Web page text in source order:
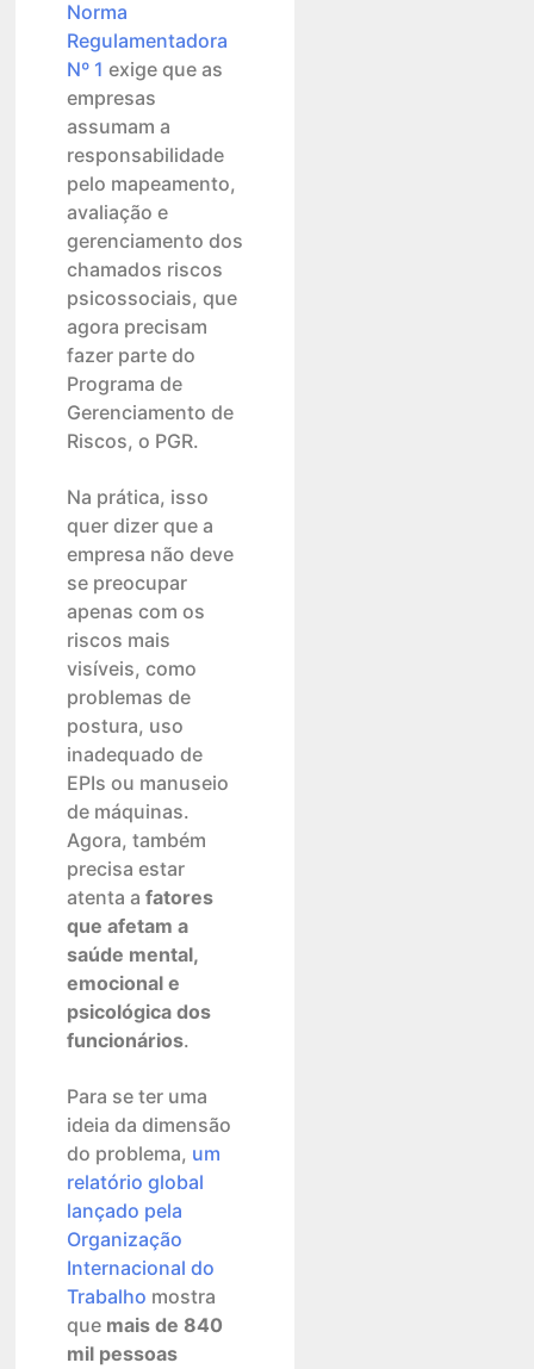
Norma
Regulamentadora
Nº 1 exige que as
empresas
assumam a
responsabilidade
pelo mapeamento,
avaliação e
gerenciamento dos
chamados riscos
psicossociais, que
agora precisam
fazer parte do
Programa de
Gerenciamento de
Riscos, o PGR.
Na prática, isso
quer dizer que a
empresa não deve
se preocupar
apenas com os
riscos mais
visíveis, como
problemas de
postura, uso
inadequado de
EPIs ou manuseio
de máquinas.
Agora, também
precisa estar
atenta a fatores
que afetam a
saúde mental,
emocional e
psicológica dos
funcionários.
Para se ter uma
ideia da dimensão
do problema, um
relatório global
lançado pela
Organização
Internacional do
Trabalho mostra
que mais de 840
mil pessoas